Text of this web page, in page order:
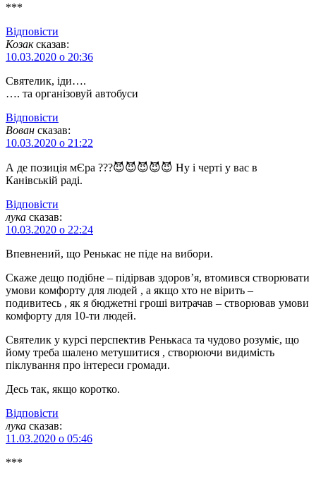
***
Відповіcти
Козак сказав:
10.03.2020 о 20:36
Святелик, іди….
…. та організовуй автобуси
Відповіcти
Вован сказав:
10.03.2020 о 21:22
А де позиція мЄра ???😈😈😈😈😈 Ну і черті у вас в
Канівській раді.
Відповіcти
лука сказав:
10.03.2020 о 22:24
Впевнений, що Ренькас не піде на вибори.
Скаже дещо подібне – підірвав здоров’я, втомився створювати
умови комфорту для людей , а якщо хто не вірить –
подивитесь , як я бюджетні гроші витрачав – створював умови
комфорту для 10-ти людей.
Святелик у курсі перспектив Ренькаса та чудово розуміє, що
йому треба шалено метушитися , створюючи видимість
піклування про інтереси громади.
Десь так, якщо коротко.
Відповіcти
лука сказав:
11.03.2020 о 05:46
***